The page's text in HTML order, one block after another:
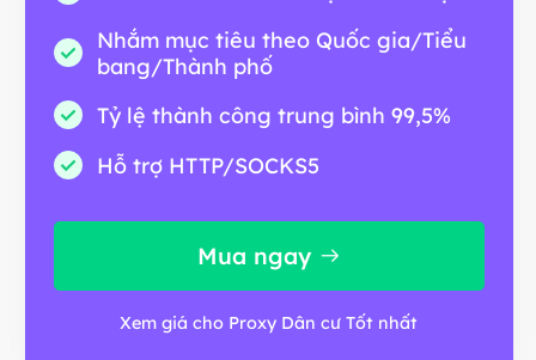
Nhắm mục tiêu theo Quốc gia/Tiểu
bang/Thành phố
Tỷ lệ thành công trung bình 99,5%
Hỗ trợ HTTP/SOCKS5
Mua ngay
Xem giá cho Proxy Dân cư Tốt nhất